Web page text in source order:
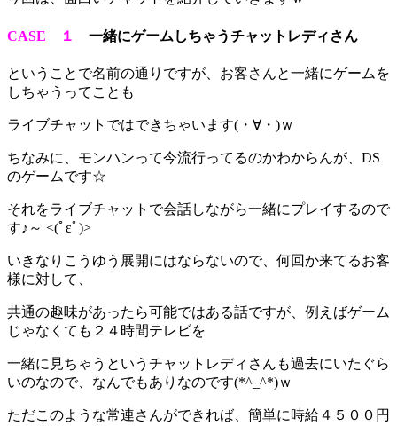
CASE １ 一緒にゲームしちゃうチャットレディさん
ということで名前の通りですが、お客さんと一緒にゲームを
しちゃうってことも
ライブチャットではできちゃいます(・∀・)ｗ
ちなみに、モンハンって今流行ってるのかわからんが、DS
のゲームです☆
それをライブチャットで会話しながら一緒にプレイするので
す♪～ <(ﾟεﾟ)>
いきなりこうゆう展開にはならないので、何回か来てるお客
様に対して、
共通の趣味があったら可能ではある話ですが、例えばゲーム
じゃなくても２４時間テレビを
一緒に見ちゃうというチャットレディさんも過去にいたぐら
いのなので、なんでもありなのです(*^_^*)ｗ
ただこのような常連さんができれば、簡単に時給４５００円